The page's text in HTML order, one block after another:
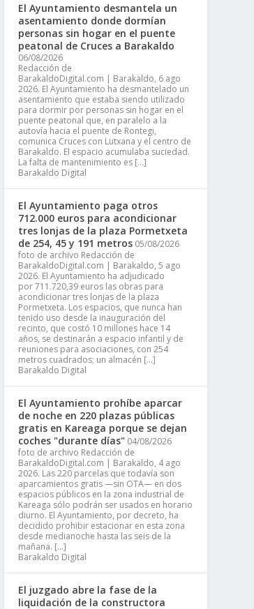
El Ayuntamiento desmantela un
asentamiento donde dormían
personas sin hogar en el puente
peatonal de Cruces a Barakaldo
06/08/2026
Redacción de
BarakaldoDigital.com | Barakaldo, 6 ago
2026. El Ayuntamiento ha desmantelado un
asentamiento que estaba siendo utilizado
para dormir por personas sin hogar en el
puente peatonal que, en paralelo a la
autovía hacia el puente de Rontegi,
comunica Cruces con Lutxana y el centro de
Barakaldo. El espacio acumulaba suciedad.
La falta de mantenimiento es […]
Barakaldo Digital
El Ayuntamiento paga otros
712.000 euros para acondicionar
tres lonjas de la plaza Pormetxeta
de 254, 45 y 191 metros 05/08/2026
foto de archivo Redacción de
BarakaldoDigital.com | Barakaldo, 5 ago
2026. El Ayuntamiento ha adjudicado
por 711.720,39 euros las obras para
acondicionar tres lonjas de la plaza
Pormetxeta. Los espacios, que nunca han
tenido uso desde la inauguración del
recinto, que costó 10 millones hace 14
años, se destinarán a espacio infantil y de
reuniones para asociaciones, con 254
metros cuadrados; un almacén […]
Barakaldo Digital
El Ayuntamiento prohíbe aparcar
de noche en 220 plazas públicas
gratis en Kareaga porque se dejan
coches "durante días" 04/08/2026
foto de archivo Redacción de
BarakaldoDigital.com | Barakaldo, 4 ago
2026. Las 220 parcelas que todavía son
aparcamientos gratis —sin OTA— en dos
espacios públicos en la zona industrial de
Kareaga sólo podrán ser usados en horario
diurno. El Ayuntamiento, por decreto, ha
decidido prohibir estacionar en esta zona
desde medianoche hasta las seis de la
mañana. […]
Barakaldo Digital
El juzgado abre la fase de la
liquidación de la constructora